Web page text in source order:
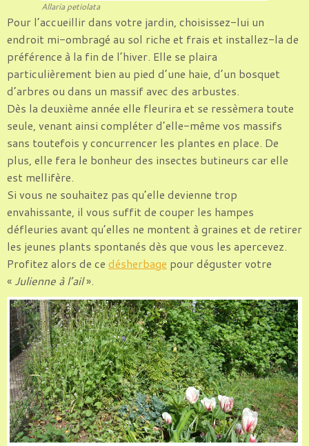
Allaria petiolata
Pour l’accueillir dans votre jardin, choisissez-lui un
endroit mi-ombragé au sol riche et frais et installez-la de
préférence à la fin de l’hiver. Elle se plaira
particulièrement bien au pied d’une haie, d’un bosquet
d’arbres ou dans un massif avec des arbustes.
Dès la deuxième année elle fleurira et se ressèmera toute
seule, venant ainsi compléter d’elle-même vos massifs
sans toutefois y concurrencer les plantes en place. De
plus, elle fera le bonheur des insectes butineurs car elle
est mellifère.
Si vous ne souhaitez pas qu’elle devienne trop
envahissante, il vous suffit de couper les hampes
défleuries avant qu’elles ne montent à graines et de retirer
les jeunes plants spontanés dès que vous les apercevez.
Profitez alors de ce désherbage pour déguster votre
« Julienne à l’ail».